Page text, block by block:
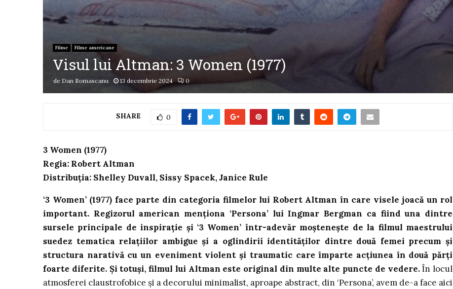
Filme Filme americane
Visul lui Altman: 3 Women (1977)
de Dan Romascanu 13 decembrie 2024 0
SHARE 0
3 Women (1977)
Regia: Robert Altman
Distribuția: Shelley Duvall, Sissy Spacek, Janice Rule
‘3 Women’ (1977) face parte din categoria filmelor lui Robert Altman în care visele joacă un rol
important. Regizorul american menționa ‘Persona’ lui Ingmar Bergman ca fiind una dintre
sursele principale de inspirație și ‘3 Women’ într-adevăr moștenește de la filmul maestrului
suedez tematica relațiilor ambigue și a oglindirii identităților dintre două femei precum și
structura narativă cu un eveniment violent și traumatic care împarte acțiunea în două părți
foarte diferite. Și totuși, filmul lui Altman este original din multe alte puncte de vedere.În locul
atmosferei claustrofobice și a decorului minimalist, aproape abstract, din ‘Persona’, avem de-a face aici